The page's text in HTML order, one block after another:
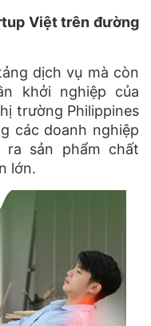
Việt trên đường
dịch vụ mà còn
khởi nghiệp của
trường Philippines
các doanh nghiệp
sản phẩm chất
lớn.